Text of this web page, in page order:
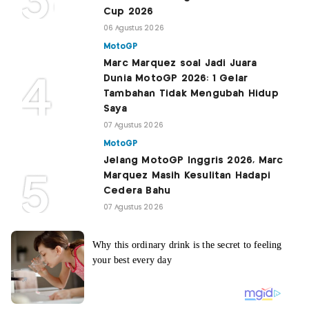
Cup 2026
06 Agustus 2026
MotoGP
Marc Marquez soal Jadi Juara
Dunia MotoGP 2026: 1 Gelar
Tambahan Tidak Mengubah Hidup
Saya
07 Agustus 2026
MotoGP
Jelang MotoGP Inggris 2026, Marc
Marquez Masih Kesulitan Hadapi
Cedera Bahu
07 Agustus 2026